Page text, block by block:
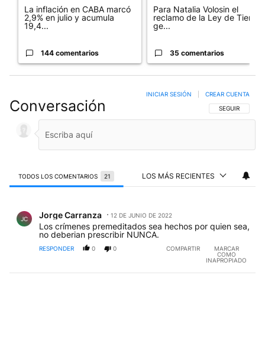
La inflación en CABA marcó
2,9% en julio y acumula
19,4...
144 comentarios
Para Natalia Volosin el
reclamo de la Ley de Tierras
ge...
35 comentarios
Conversación SIGA ESTA
SEGUIR
INICIAR SESIÓN CREAR CUENTA
TODOS LOS COMENTARIOS 21 LOS MÁS RECIENTES
JC Jorge Carranza 12 DE JUNIO DE 2022
Los crímenes premeditados sea hechos por quien sea,
no deberian prescribir NUNCA.
RESPONDER 0 0 COMPARTIR
MARCAR
COMO
INAPROPIADO